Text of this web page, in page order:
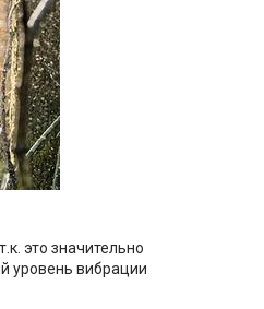
это значительно
уровень вибрации